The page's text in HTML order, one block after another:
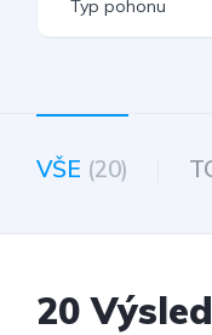
VŠE (20)
20